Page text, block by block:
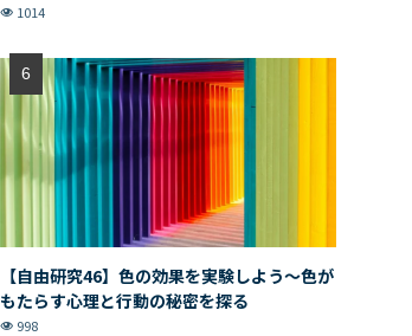
1014
【自由研究46】色の効果を実験しよう〜色が
もたらす心理と行動の秘密を探る
998